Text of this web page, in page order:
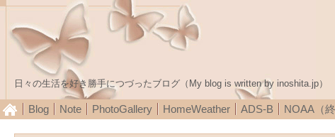
日々の生活を好き勝手につづったブログ（My blog is written by inoshita.jp）
Blog Note PhotoGallery HomeWeather ADS-B NOAA（終